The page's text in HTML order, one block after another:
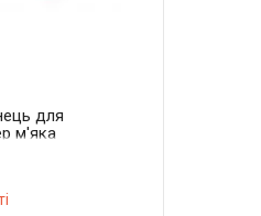
для
м'яка